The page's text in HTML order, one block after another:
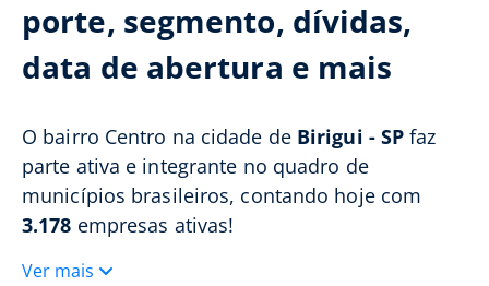
porte, segmento, dívidas,
data de abertura e mais
O bairro Centro na cidade de Birigui - SP faz
parte ativa e integrante no quadro de
municípios brasileiros, contando hoje com
3.178 empresas ativas!
Ver mais